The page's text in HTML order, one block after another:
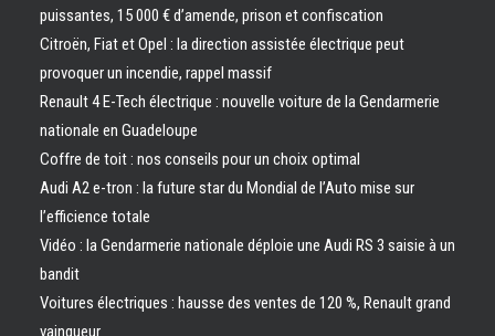
puissantes, 15 000 € d’amende, prison et confiscation
Citroën, Fiat et Opel : la direction assistée électrique peut
provoquer un incendie, rappel massif
Renault 4 E-Tech électrique : nouvelle voiture de la Gendarmerie
nationale en Guadeloupe
Coffre de toit : nos conseils pour un choix optimal
Audi A2 e-tron : la future star du Mondial de l’Auto mise sur
l’efficience totale
Vidéo : la Gendarmerie nationale déploie une Audi RS 3 saisie à un
bandit
Voitures électriques : hausse des ventes de 120 %, Renault grand
vainqueur